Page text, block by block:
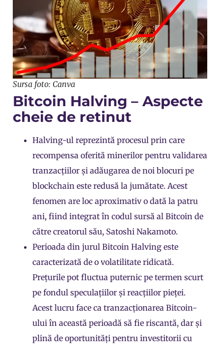
Sursa foto: Canva
Bitcoin Halving – Aspecte
cheie de retinut
Halving-ul reprezintă procesul prin care
recompensa oferită minerilor pentru validarea
tranzacțiilor și adăugarea de noi blocuri pe
blockchain este redusă la jumătate. Acest
fenomen are loc aproximativ o dată la patru
ani, fiind integrat în codul sursă al Bitcoin de
către creatorul său, Satoshi Nakamoto.
Perioada din jurul Bitcoin Halving este
caracterizată de o volatilitate ridicată.
Prețurile pot fluctua puternic pe termen scurt
pe fondul speculațiilor și reacțiilor pieței.
Acest lucru face ca tranzacționarea Bitcoin-
ului în această perioadă să fie riscantă, dar și
plină de oportunități pentru investitorii cu